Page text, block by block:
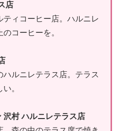
店
ィコーヒー店。ハルニレ
コーヒーを。
ハルニレテラス店。テラス
。
村 ハルニレテラス店